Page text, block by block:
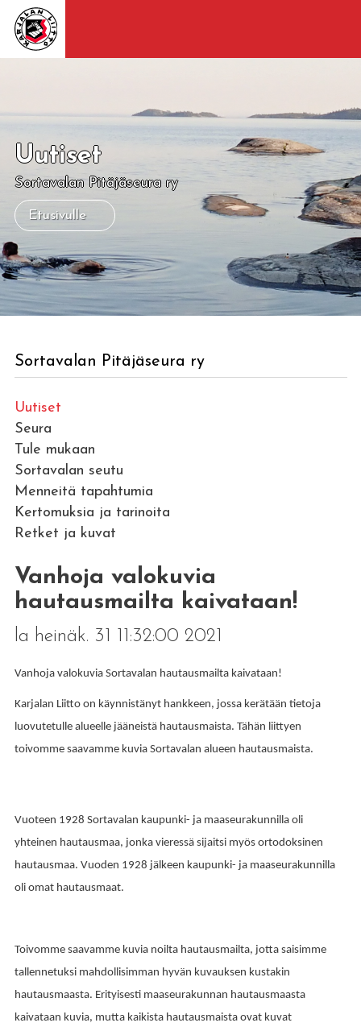
Uutiset
Sortavalan Pitäjäseura ry
Etusivulle
Sortavalan Pitäjäseura ry
Uutiset
Seura
Tule mukaan
Sortavalan seutu
Menneitä tapahtumia
Kertomuksia ja tarinoita
Retket ja kuvat
Vanhoja valokuvia
hautausmailta kaivataan!
la heinäk. 31 11:32:00 2021
Vanhoja valokuvia Sortavalan hautausmailta kaivataan!
Karjalan Liitto on käynnistänyt hankkeen, jossa kerätään tietoja
luovutetulle alueelle jääneistä hautausmaista. Tähän liittyen
toivomme saavamme kuvia Sortavalan alueen hautausmaista.
Vuoteen 1928 Sortavalan kaupunki- ja maaseurakunnilla oli
yhteinen hautausmaa, jonka vieressä sijaitsi myös ortodoksinen
hautausmaa. Vuoden 1928 jälkeen kaupunki- ja maaseurakunnilla
oli omat hautausmaat.
Toivomme saavamme kuvia noilta hautausmailta, jotta saisimme
tallennetuksi mahdollisimman hyvän kuvauksen kustakin
hautausmaasta. Erityisesti maaseurakunnan hautausmaasta
kaivataan kuvia, mutta kaikista hautausmaista ovat kuvat